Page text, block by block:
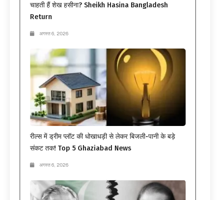
चाहती हैं शेख हसीना? Sheikh Hasina Bangladesh
Return
अगस्त 6, 2026
रील्स में ड्रीम प्लॉट की धोखाधड़ी से लेकर बिजली-पानी के बड़े
संकट तक! Top 5 Ghaziabad News
अगस्त 6, 2026